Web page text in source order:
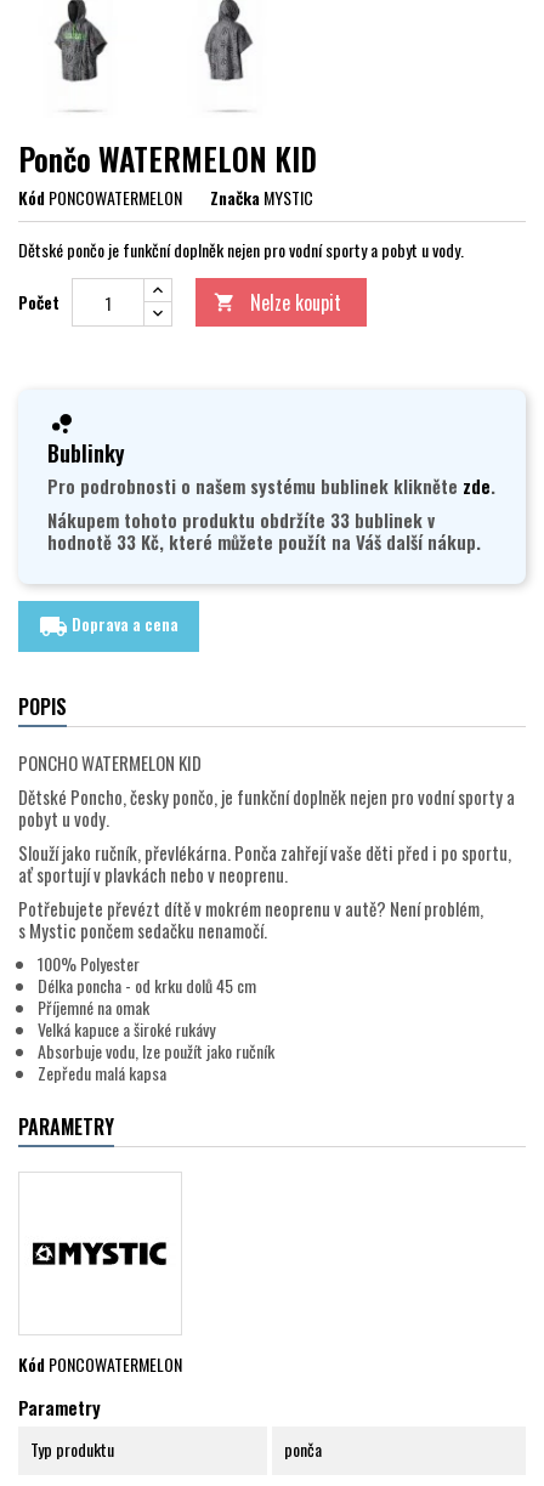
Pončo WATERMELON KID
KódPONCOWATERMELON ZnačkaMYSTIC
Dětské pončo je funkční doplněk nejen pro vodní sporty a pobyt u vody.
Počet  Nelze koupit
Bublinky
Pro podrobnosti o našem systému bublinek klikněte zde.
Nákupem tohoto produktu obdržíte 33 bublinek v
hodnotě 33 Kč, které můžete použít na Váš další nákup.
local_shipping Doprava a cena
POPIS
PONCHO WATERMELON KID
Dětské Poncho, česky pončo, je funkční doplněk nejen pro vodní sporty a
pobyt u vody.
Slouží jako ručník, převlékárna. Ponča zahřejí vaše děti před i po sportu,
ať sportují v plavkách nebo v neoprenu.
Potřebujete převézt dítě v mokrém neoprenu v autě? Není problém,
s Mystic pončem sedačku nenamočí.
100% Polyester
Délka poncha - od krku dolů 45 cm
Příjemné na omak
Velká kapuce a široké rukávy
Absorbuje vodu, lze použít jako ručník
Zepředu malá kapsa
PARAMETRY
KódPONCOWATERMELON
Parametry
Typ produktu ponča